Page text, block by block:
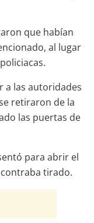
que habían
al lugar
a las autoridades
retiraron de la
las puertas de
para abrir el
tirado.